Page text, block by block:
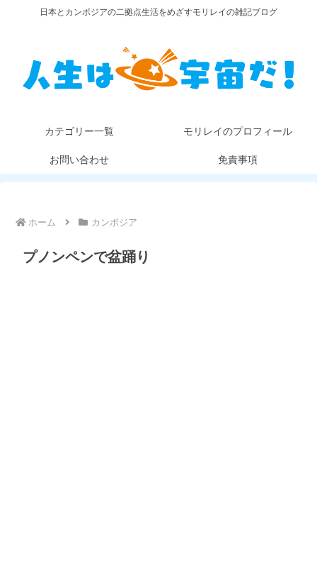
日本とカンボジアの二拠点生活をめざすモリレイの雑記ブログ
カテゴリー一覧 モリレイのプロフィール
お問い合わせ 免責事項
ホーム カンボジア
プノンペンで盆踊り